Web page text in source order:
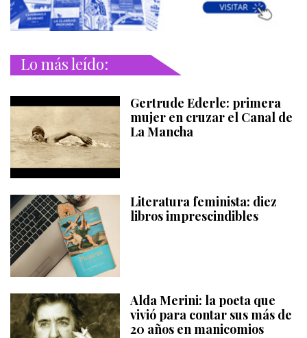
Lo más leído:
Gertrude Ederle: primera
mujer en cruzar el Canal de
La Mancha
Literatura feminista: diez
libros imprescindibles
Alda Merini: la poeta que
vivió para contar sus más de
20 años en manicomios